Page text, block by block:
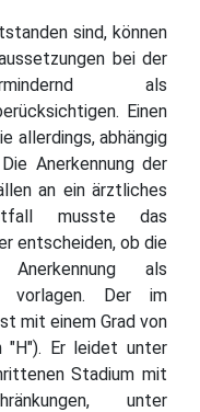
sind, können
bei der
als
Einen
allerdings, abhängig
Anerkennung der
an ein ärztliches
musste das
entscheiden, ob die
als
vorlagen. Der im
mit einem Grad von
"H"). Er leidet unter
Stadium mit
unter